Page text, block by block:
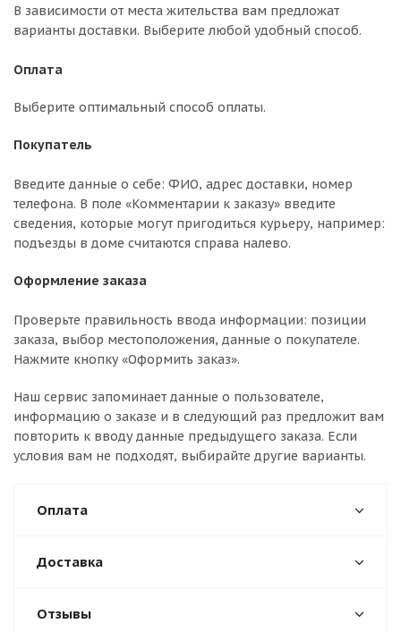
В зависимости от места жительства вам предложат
варианты доставки. Выберите любой удобный способ.
Оплата
Выберите оптимальный способ оплаты.
Покупатель
Введите данные о себе: ФИО, адрес доставки, номер
телефона. В поле «Комментарии к заказу» введите
сведения, которые могут пригодиться курьеру, например:
подъезды в доме считаются справа налево.
Оформление заказа
Проверьте правильность ввода информации: позиции
заказа, выбор местоположения, данные о покупателе.
Нажмите кнопку «Оформить заказ».
Наш сервис запоминает данные о пользователе,
информацию о заказе и в следующий раз предложит вам
повторить к вводу данные предыдущего заказа. Если
условия вам не подходят, выбирайте другие варианты.
Оплата
Доставка
Отзывы